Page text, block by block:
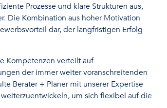
Prozesse und klare Strukturen aus,
Die Kombination aus hoher Motivation
dar, der langfristigen Erfolg
Kompetenzen verteilt auf
der immer weiter voranschreitenden
Berater + Planer mit unserer Expertise
um sich flexibel auf die